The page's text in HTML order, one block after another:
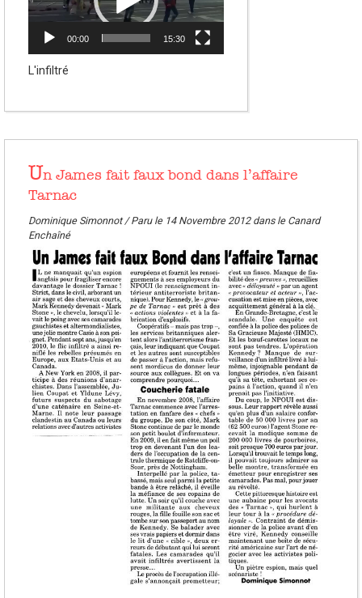
00:00 15:30
L'infiltré
Un James fait faux bond dans l’affaire
Tarnac
Dominique Simonnot / Paru le 14 Novembre 2012 dans le Canard
Enchaîné